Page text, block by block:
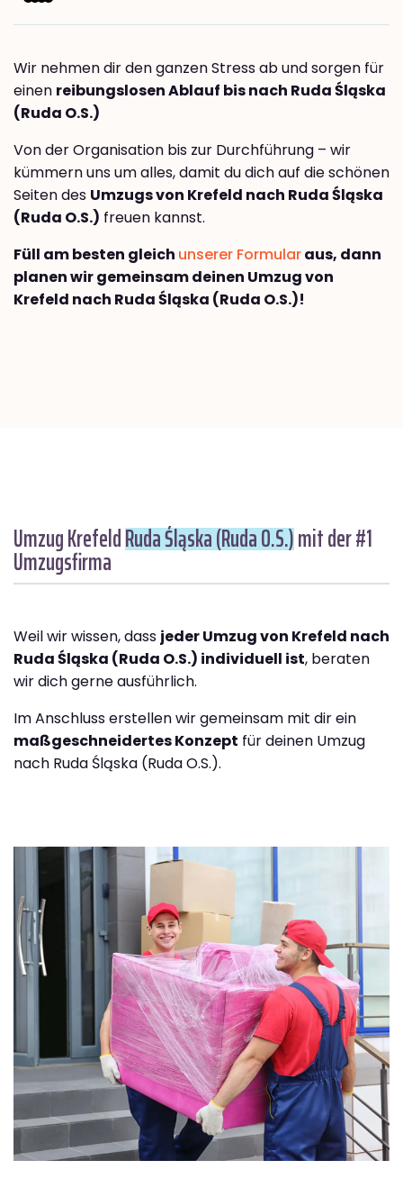
Wir nehmen dir den ganzen Stress ab und sorgen für
einen reibungslosen Ablauf bis nach Ruda Śląska
(Ruda O.S.)
Von der Organisation bis zur Durchführung – wir
kümmern uns um alles, damit du dich auf die schönen
Seiten des Umzugs von Krefeld nach Ruda Śląska
(Ruda O.S.) freuen kannst.
Füll am besten gleich unserer Formularaus, dann
planen wir gemeinsam deinen Umzug von
Krefeld nach Ruda Śląska (Ruda O.S.)!
Umzug KrefeldRuda Śląska (Ruda O.S.)mit der #1
Umzugsfirma
Weil wir wissen, dass jeder Umzug von Krefeld nach
Ruda Śląska (Ruda O.S.) individuell ist, beraten
wir dich gerne ausführlich.
Im Anschluss erstellen wir gemeinsam mit dir ein
maßgeschneidertes Konzept für deinen Umzug
nach Ruda Śląska (Ruda O.S.).